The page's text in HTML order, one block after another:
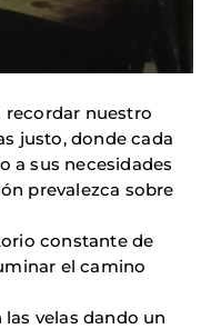
recordar nuestro
justo, donde cada
a sus necesidades
prevalezca sobre
constante de
el camino
velas dando un